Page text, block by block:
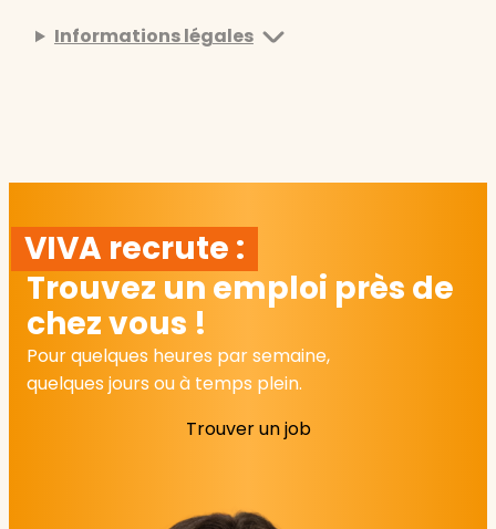
Informations légales
VIVA recrute :
Trouvez un emploi près de
chez vous !
Pour quelques heures par semaine,
quelques jours ou à temps plein.
Trouver un job